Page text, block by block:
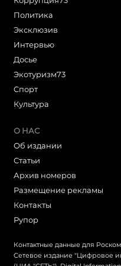
Политика
Эксклюзив
Интервью
Досье
Экотуризм73
Cпорт
Культура
О НАС
Об издании
Статьи
Архив номеров
Размещение рекламы
Контакты
Рупор
Контактные данные для
Сетевое издание "Цифровое